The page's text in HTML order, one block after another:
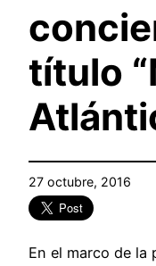
título
27 octubre, 2016
En el marco de la